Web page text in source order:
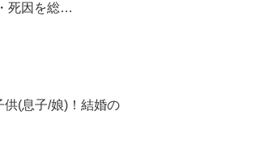
死因を総…
供(息子/娘)！結婚の